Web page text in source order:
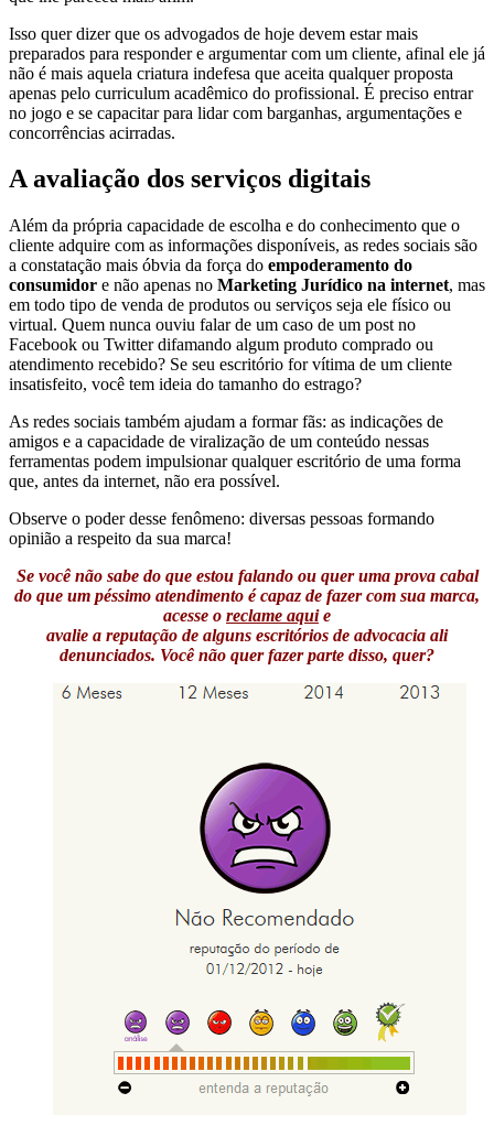
Isso quer dizer que os advogados de hoje devem estar mais
preparados para responder e argumentar com um cliente, afinal ele já
não é mais aquela criatura indefesa que aceita qualquer proposta
apenas pelo curriculum acadêmico do profissional. É preciso entrar
no jogo e se capacitar para lidar com barganhas, argumentações e
concorrências acirradas.
A avaliação dos serviços digitais
Além da própria capacidade de escolha e do conhecimento que o
cliente adquire com as informações disponíveis, as redes sociais são
a constatação mais óbvia da força do empoderamento do
consumidor e não apenas no Marketing Jurídico na internet, mas
em todo tipo de venda de produtos ou serviços seja ele físico ou
virtual. Quem nunca ouviu falar de um caso de um post no
Facebook ou Twitter difamando algum produto comprado ou
atendimento recebido? Se seu escritório for vítima de um cliente
insatisfeito, você tem ideia do tamanho do estrago?
As redes sociais também ajudam a formar fãs: as indicações de
amigos e a capacidade de viralização de um conteúdo nessas
ferramentas podem impulsionar qualquer escritório de uma forma
que, antes da internet, não era possível.
Observe o poder desse fenômeno: diversas pessoas formando
opinião a respeito da sua marca!
Se você não sabe do que estou falando ou quer uma prova cabal
do que um péssimo atendimento é capaz de fazer com sua marca,
acesse o reclame aquie
avalie a reputação de alguns escritórios de advocacia ali
denunciados. Você não quer fazer parte disso, quer?